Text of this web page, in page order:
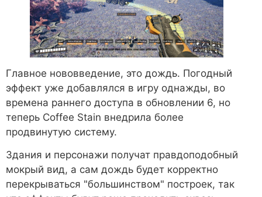
Главное нововведение, это дождь. Погодный
эффект уже добавлялся в игру однажды, во
времена раннего доступа в обновлении 6, но
теперь Coffee Stain внедрила более
продвинутую систему.
Здания и персонажи получат правдоподобный
мокрый вид, а сам дождь будет корректно
перекрываться "большинством" построек, так